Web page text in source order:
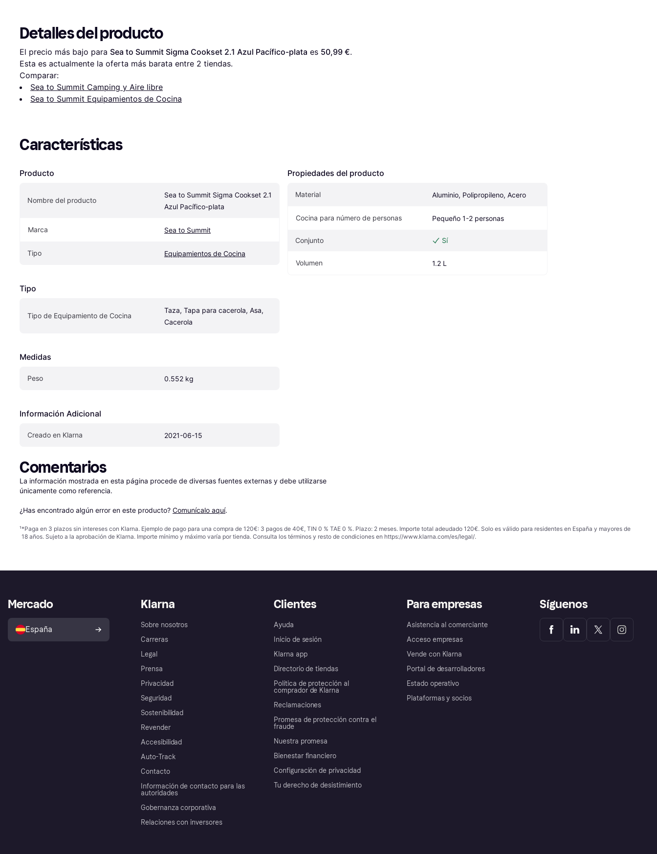
Detalles del producto
El precio más bajo para Sea to Summit Sigma Cookset 2.1 Azul Pacífico-plata es 50,99 €.
Esta es actualmente la oferta más barata entre 2 tiendas.
Comparar:
Sea to Summit Camping y Aire libre
Sea to Summit Equipamientos de Cocina
Características
Producto
Nombre del producto
Sea to Summit Sigma Cookset 2.1
Azul Pacífico-plata
Marca Sea to Summit
Tipo Equipamientos de Cocina
Tipo
Tipo de Equipamiento de Cocina
Taza, Tapa para cacerola, Asa,
Cacerola
Medidas
Peso 0.552 kg
Información Adicional
Creado en Klarna 2021-06-15
Propiedades del producto
Material Aluminio, Polipropileno, Acero
Cocina para número de personas Pequeño 1-2 personas
Conjunto Sí
Volumen 1.2 L
Comentarios
La información mostrada en esta página procede de diversas fuentes externas y debe utilizarse
únicamente como referencia.
¿Has encontrado algún error en este producto? Comunícalo aquí.
¹*Paga en 3 plazos sin intereses con Klarna. Ejemplo de pago para una compra de 120€: 3 pagos de 40€, TIN 0 % TAE 0 %. Plazo: 2 meses. Importe total adeudado 120€. Solo es válido para residentes en España y mayores de
18 años. Sujeto a la aprobación de Klarna. Importe mínimo y máximo varía por tienda. Consulta los términos y resto de condiciones en https://www.klarna.com/es/legal/.
Klarna
Sobre nosotros
Carreras
Legal
Prensa
Privacidad
Seguridad
Sostenibilidad
Revender
Accesibilidad
Auto-Track
Contacto
Información de contacto para las
autoridades
Gobernanza corporativa
Relaciones con inversores
Clientes
Ayuda
Inicio de sesión
Klarna app
Directorio de tiendas
Política de protección al
comprador de Klarna
Reclamaciones
Promesa de protección contra el
fraude
Nuestra promesa
Bienestar financiero
Configuración de privacidad
Tu derecho de desistimiento
Para empresas
Asistencia al comerciante
Acceso empresas
Vende con Klarna
Portal de desarrolladores
Estado operativo
Plataformas y socios
Mercado
España
Síguenos